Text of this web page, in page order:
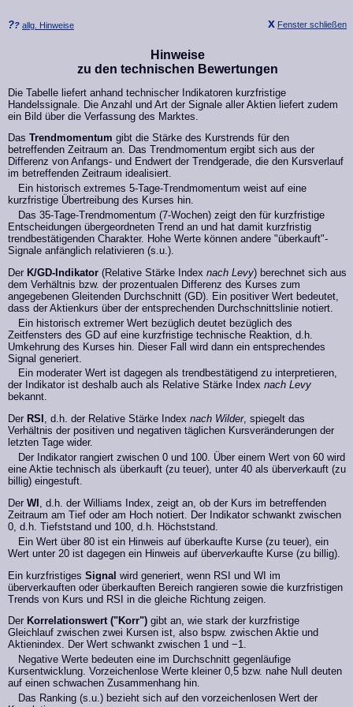
?? allg. Hinweise x Fenster schließen
Hinweise
zu den technischen Bewertungen
Die Tabelle liefert anhand technischer Indikatoren kurzfristige
Handelssignale. Die Anzahl und Art der Signale aller Aktien liefert zudem
ein Bild über die Verfassung des Marktes.
Das Trendmomentum gibt die Stärke des Kurstrends für den
betreffenden Zeitraum an. Das Trendmomentum ergibt sich aus der
Differenz von Anfangs- und Endwert der Trendgerade, die den Kursverlauf
im betreffenden Zeitraum idealisiert.
Ein historisch extremes 5-Tage-Trendmomentum weist auf eine
kurzfristige Übertreibung des Kurses hin.
Das 35-Tage-Trendmomentum (7-Wochen) zeigt den für kurzfristige
Entscheidungen übergeordneten Trend an und hat damit kurzfristig
trendbestätigenden Charakter. Hohe Werte können andere "überkauft"-
Signale anfänglich relativieren (s.u.).
Der K/GD-Indikator (Relative Stärke Index nach Levy) berechnet sich aus
dem Verhältnis bzw. der prozentualen Differenz des Kurses zum
angegebenen Gleitenden Durchschnitt (GD). Ein positiver Wert bedeutet,
dass der Aktienkurs über der entsprechenden Durchschnittslinie notiert.
Ein historisch extremer Wert bezüglich deutet bezüglich des
Zeitfensters des GD auf eine kurzfristige technische Reaktion, d.h.
Umkehrung des Kurses hin. Dieser Fall wird dann ein entsprechendes
Signal generiert.
Ein moderater Wert ist dagegen als trendbestätigend zu interpretieren,
der Indikator ist deshalb auch als Relative Stärke Index nach Levy
bekannt.
Der RSI , d.h. der Relative Stärke Index nach Wilder, spiegelt das
Verhältnis der positiven und negativen täglichen Kursveränderungen der
letzten Tage wider.
Der Indikator rangiert zwischen 0 und 100. Über einem Wert von 60 wird
eine Aktie technisch als überkauft (zu teuer), unter 40 als überverkauft (zu
billig) eingestuft.
Der WI
, d.h. der Williams Index, zeigt an, ob der Kurs im betreffenden
Zeitraum am Tief oder am Hoch notiert. Der Indikator schwankt zwischen
0, d.h. Tiefststand und 100, d.h. Höchststand.
Ein Wert über 80 ist ein Hinweis auf überkaufte Kurse (zu teuer), ein
Wert unter 20 ist dagegen ein Hinweis auf überverkaufte Kurse (zu billig).
Ein kurzfristiges Signal wird generiert, wenn RSI und WI im
überverkauften oder überkauften Bereich rangieren sowie die kurzfristigen
Trends von Kurs und RSI in die gleiche Richtung zeigen.
Der Korrelationswert ("Korr") gibt an, wie stark der kurzfristige
Gleichlauf zwischen zwei Kursen ist, also bspw. zwischen Aktie und
Aktienindex. Der Wert schwankt zwischen 1 und −1.
Negative Werte bedeuten eine im Durchschnitt gegenläufige
Kursentwicklung. Vorzeichenlose Werte kleiner 0,5 bzw. nahe Null deuten
auf einen schwachen Zusammenhang hin.
Das Ranking (s.u.) bezieht sich auf den vorzeichenlosen Wert der